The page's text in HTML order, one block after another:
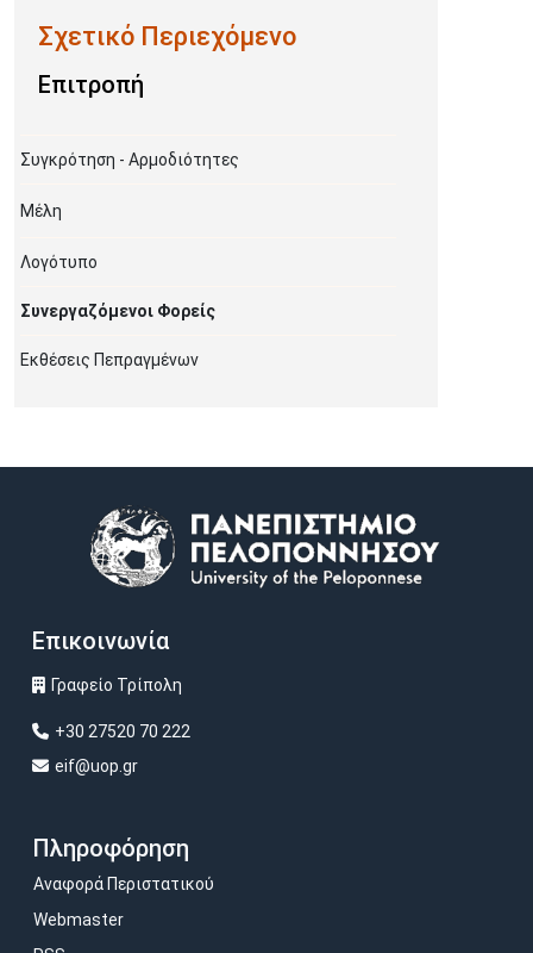
Επιτροπή
Συγκρότηση - Αρμοδιότητες
Μέλη
Λογότυπο
Συνεργαζόμενοι Φορείς
Εκθέσεις Πεπραγμένων
Επικοινωνία
Γραφείο Τρίπολη
+30 27520 70 222
eif@uop.gr
Πληροφόρηση
Αναφορά Περιστατικού
Webmaster